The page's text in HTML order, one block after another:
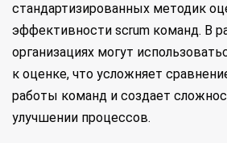
стандартизированных методик
эффективности scrum команд. В
организациях могут
к оценке, что усложняет
работы команд и создает
улучшении процессов.